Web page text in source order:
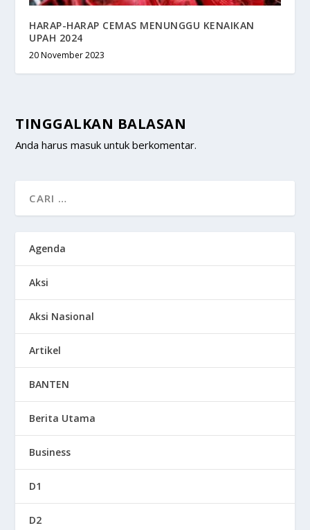
HARAP-HARAP CEMAS MENUNGGU KENAIKAN
UPAH 2024
20 November 2023
TINGGALKAN BALASAN
Anda harusmasuk untuk berkomentar.
Agenda
Aksi
Aksi Nasional
Artikel
BANTEN
Berita Utama
Business
D1
D2